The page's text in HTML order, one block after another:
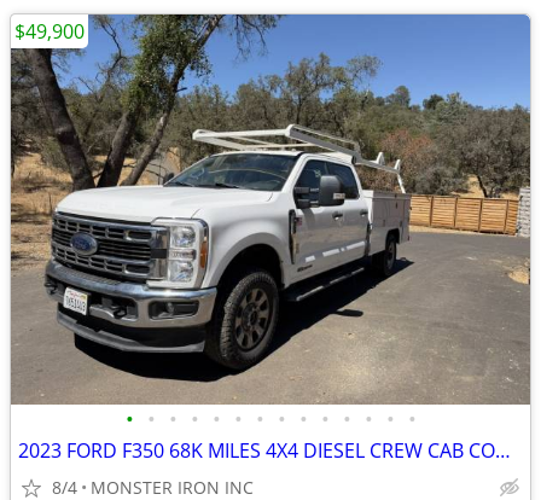
• • • • • • • • • • • • • •
2023 FORD F350 68K MILES 4X4 DIESEL CREW CAB CONTRACTOR BODY
8/4 MONSTER IRON INC
$49,900